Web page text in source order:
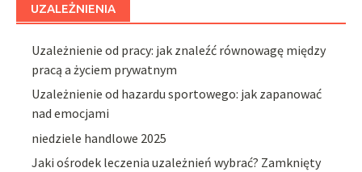
UZALEŻNIENIA
Uzależnienie od pracy: jak znaleźć równowagę między
pracą a życiem prywatnym
Uzależnienie od hazardu sportowego: jak zapanować
nad emocjami
niedziele handlowe 2025
Jaki ośrodek leczenia uzależnień wybrać? Zamknięty